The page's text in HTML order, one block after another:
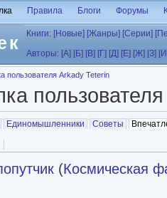
Правила Блоги Форумы
Книги: [Новые] [Жанры] [Серии]
Авторы: [А] [Б] [В] [Г] [Д] [Е] [Ж] [З]
пользователя Arkady Teterin
Единомышленники Советы
(Космическая